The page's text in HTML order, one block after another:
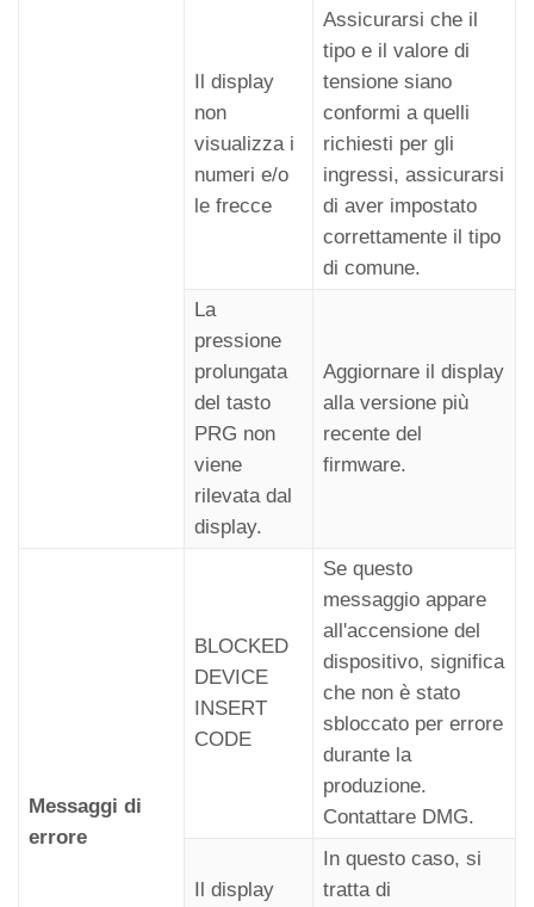
Il display
non
visualizza i
numeri e/o
le frecce
Assicurarsi che il
tipo e il valore di
tensione siano
conformi a quelli
richiesti per gli
ingressi, assicurarsi
di aver impostato
correttamente il tipo
di comune.
La
pressione
prolungata
del tasto
PRG non
viene
rilevata dal
display.
Aggiornare il display
alla versione più
recente del
firmware.
Messaggi di
errore
BLOCKED
DEVICE
INSERT
CODE
Se questo
messaggio appare
all'accensione del
dispositivo, significa
che non è stato
sbloccato per errore
durante la
produzione.
Contattare DMG.
Il display
In questo caso, si
tratta di